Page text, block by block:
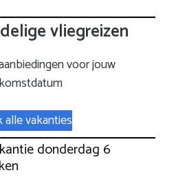
vliegreizen
voor jouw
alle vakanties
donderdag 6